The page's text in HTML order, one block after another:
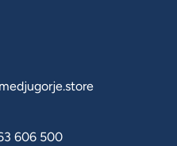
606 500